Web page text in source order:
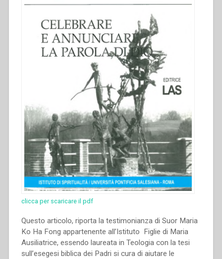
clicca per scaricare il pdf
Questo articolo, riporta la testimonianza di Suor Maria
Ko Ha Fong appartenente all’Istituto Figlie di Maria
Ausiliatrice, essendo laureata in Teologia con la tesi
sull’esegesi biblica dei Padri si cura di aiutare le